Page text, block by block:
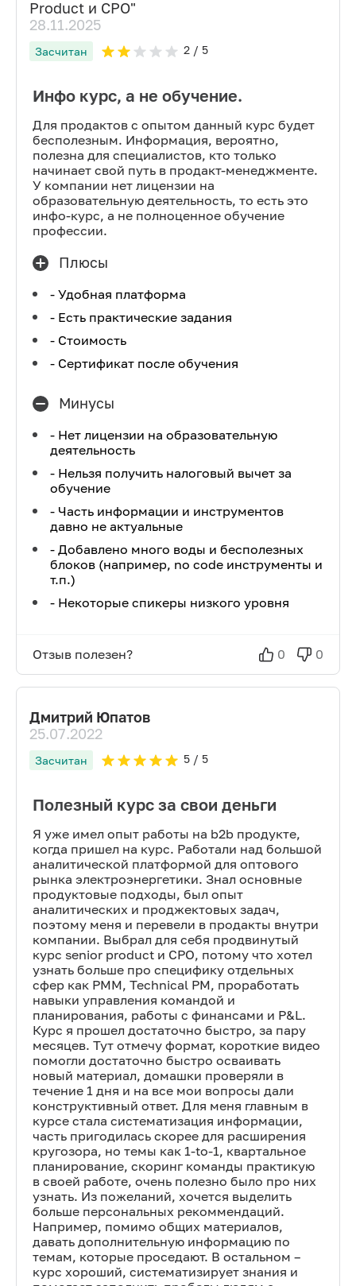
Product и CPO"
28.11.2025
Засчитан 2/ 5
Инфо курс, а не обучение.
Для продактов с опытом данный курс будет
бесполезным. Информация, вероятно,
полезна для специалистов, кто только
начинает свой путь в продакт-менеджменте.
У компании нет лицензии на
образовательную деятельность, то есть это
инфо-курс, а не полноценное обучение
профессии.
Плюсы
- Удобная платформа
- Есть практические задания
- Стоимость
- Сертификат после обучения
Минусы
- Нет лицензии на образовательную
деятельность
- Нельзя получить налоговый вычет за
обучение
- Часть информации и инструментов
давно не актуальные
- Добавлено много воды и бесполезных
блоков (например, no code инструменты и
т.п.)
- Некоторые спикеры низкого уровня
Отзыв полезен? 0 0
Дмитрий Юпатов
25.07.2022
Засчитан 5/ 5
Полезный курс за свои деньги
Я уже имел опыт работы на b2b продукте,
когда пришел на курс. Работали над большой
аналитической платформой для оптового
рынка электроэнергетики. Знал основные
продуктовые подходы, был опыт
аналитических и проджектовых задач,
поэтому меня и перевели в продакты внутри
компании. Выбрал для себя продвинутый
курс senior product и CPO, потому что хотел
узнать больше про специфику отдельных
сфер как PMM, Technical PM, проработать
навыки управления командой и
планирования, работы с финансами и P&L.
Курс я прошел достаточно быстро, за пару
месяцев. Тут отмечу формат, короткие видео
помогли достаточно быстро осваивать
новый материал, домашки проверяли в
течение 1 дня и на все мои вопросы дали
конструктивный ответ. Для меня главным в
курсе стала систематизация информации,
часть пригодилась скорее для расширения
кругозора, но темы как 1-to-1, квартальное
планирование, скоринг команды практикую
в своей работе, очень полезно было про них
узнать. Из пожеланий, хочется выделить
больше персональных рекоммендаций.
Например, помимо общих материалов,
давать дополнительную информацию по
темам, которые проседают. В остальном –
курс хороший, систематизирует знания и